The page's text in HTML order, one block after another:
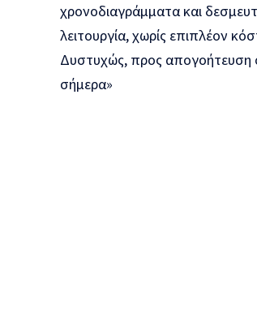
χρονοδιαγράμματα και
λειτουργία, χωρίς επιπλέον
Δυστυχώς, προς
σήμερα»